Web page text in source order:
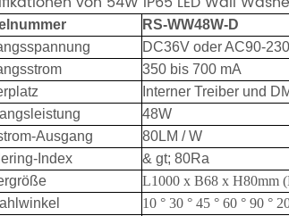
RS-WW48W-D
DC36V oder AC90-
350 bis 700 mA
Interner Treiber und
48W
Ausgang
80LM / W
Index
& gt; 80Ra
L1000 x B68 x H80mm
10 ° 30 ° 45 ° 60 ° 90 °